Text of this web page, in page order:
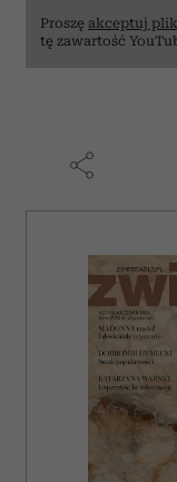
Proszę akceptuj
tę zawartość